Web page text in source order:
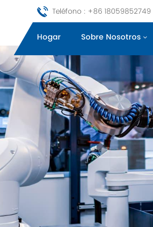
Teléfono : +86 18059852749
Hogar Sobre Nosotros